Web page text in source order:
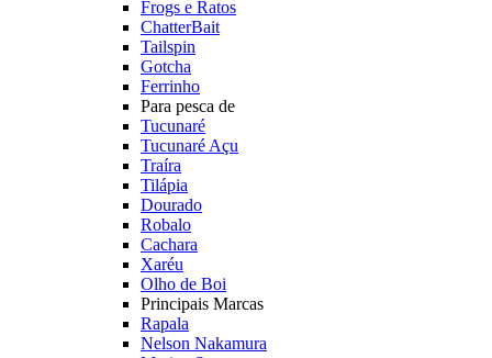
Frogs e Ratos
ChatterBait
Tailspin
Gotcha
Ferrinho
Para pesca de
Tucunaré
Tucunaré Açu
Traíra
Tilápia
Dourado
Robalo
Cachara
Xaréu
Olho de Boi
Principais Marcas
Rapala
Nelson Nakamura